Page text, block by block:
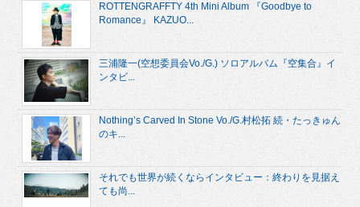
ROTTENGRAFFTY 4th Mini Album 『Goodbye to
Romance』 KAZUO...
三浦隆一(空想委員会Vo./G.) ソロアルバム『空集合』イ
ンタビ...
Nothing’s Carved In Stone Vo./G.村松拓 続・たっきゅん
のキ...
それでも世界が続くならインタビュー：終わりを見据え
ても尚...